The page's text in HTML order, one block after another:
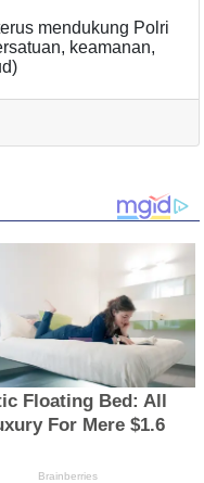
mendukung Polri
keamanan,